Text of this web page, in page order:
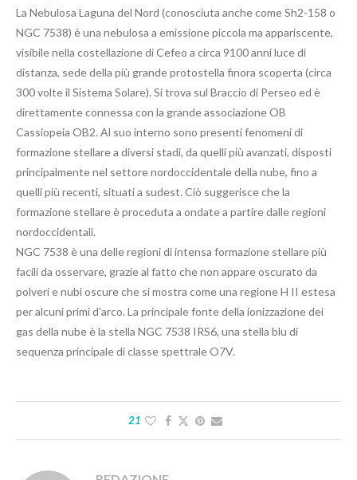
La Nebulosa Laguna del Nord (conosciuta anche come Sh2-158 o
NGC 7538) è una nebulosa a emissione piccola ma appariscente,
visibile nella costellazione di Cefeo a circa 9100 anni luce di
distanza, sede della più grande protostella finora scoperta (circa
300 volte il Sistema Solare). Si trova sul Braccio di Perseo ed è
direttamente connessa con la grande associazione OB
Cassiopeia OB2. Al suo interno sono presenti fenomeni di
formazione stellare a diversi stadi, da quelli più avanzati, disposti
principalmente nel settore nordoccidentale della nube, fino a
quelli più recenti, situati a sudest. Ciò suggerisce che la
formazione stellare è proceduta a ondate a partire dalle regioni
nordoccidentali.
NGC 7538 è una delle regioni di intensa formazione stellare più
facili da osservare, grazie al fatto che non appare oscurato da
polveri e nubi oscure che si mostra come una regione H II estesa
per alcuni primi d’arco. La principale fonte della ionizzazione dei
gas della nube è la stella NGC 7538 IRS6, una stella blu di
sequenza principale di classe spettrale O7V.
21